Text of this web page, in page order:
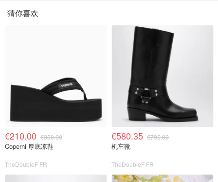
猜你喜欢
€210.00 €350.00
Coperni 厚底凉鞋
TheDoubleF FR
€580.35 €795.00
机车靴
TheDoubleF FR